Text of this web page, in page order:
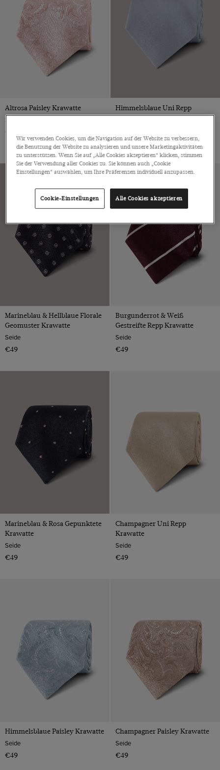
Altrosa Paisley Krawatte
Seide
€49
Himmelsblaue Uni Repp
Krawatte
€49
Marineblau & Hellblaue Florale
Geomuster Krawatte
Seide
€49
Burgunderrot & Weiß
Gestreifte Repp Krawatte
Seide
€49
Marineblau & Rosa Gepunktete
Krawatte
Seide
€49
Champagner Uni Repp
Krawatte
Seide
€49
Himmelsblaue Paisley Krawatte
Seide
€49
Champagner Paisley Krawatte
Seide
€49
Wir verwenden Cookies, um die Navigation auf der Website zu verbessern,
die Benutzung der Website zu analysieren und unsere Marketingaktivitäten
zu unterstützen. Wenn Sie auf „Alle Cookies akzeptieren“ klicken, stimmen
Sie der Verwendung aller Cookies zu. Sie können auch „Cookie
Einstellungen“ auswählen, um Ihre Präferenzen individuell anzupassen.
Cookie-Einstellungen Alle Cookies akzeptieren